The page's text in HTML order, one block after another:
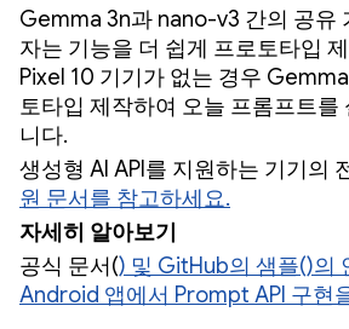
Gemma 3n과 nano-v3 간의 공유
자는 기능을 더 쉽게 프로토타입
Pixel 10 기기가 없는 경우
토타입 제작하여 오늘 프롬프트를
니다.
생성형 AI API를 지원하는 기기의
원 문서를 참고하세요.
자세히 알아보기
공식 문서() 및 GitHub의 샘플()의
Android 앱에서 Prompt API 구현